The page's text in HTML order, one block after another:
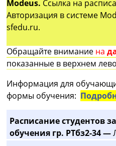
Modeus. Ссылка на
Авторизация в системе
sfedu.ru.
Обращайте внимание на
показанные в верхнем
Информация для
формы обучения:
Расписание студентов
обучения гр. РТбз2-34 —